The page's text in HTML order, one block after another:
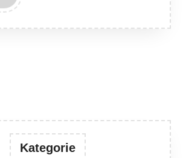
MORE
Kategorie